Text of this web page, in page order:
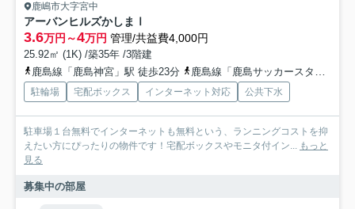
鹿嶋市大字宮中
アーバンヒルズかしまⅠ
3.6万円～4万円 管理/共益費4,000円
25.92㎡ (1K) /築35年 /3階建
鹿島線「鹿島神宮」駅 徒歩23分
鹿島線「鹿島サッカースタジア」駅 徒歩50分
駐輪場 宅配ボックス インターネット対応 公共下水
駐車場１台無料でインターネットも無料という、ランニングコストを抑
えたい方にぴったりの物件です！宅配ボックスやモニタ付イン... もっと
見る
募集中の部屋